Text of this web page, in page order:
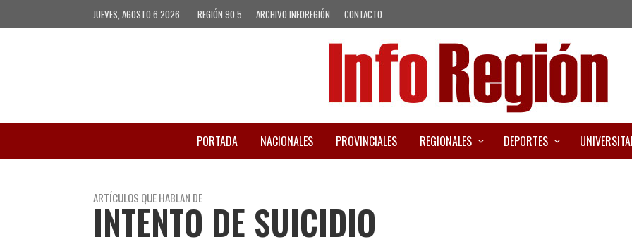
JUEVES, AGOSTO 6 2026 REGIÓN 90.5 ARCHIVO INFOREGIÓN CONTACTO
PORTADA NACIONALES PROVINCIALES REGIONALES DEPORTES
ARTÍCULOS QUE HABLAN DE
INTENTO DE SUICIDIO